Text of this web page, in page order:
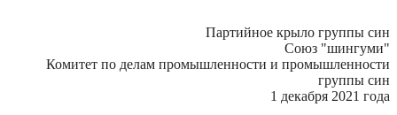
Партийное крыло группы син
Союз "шингуми"
Комитет по делам промышленности и промышленности
группы син
1 декабря 2021 года